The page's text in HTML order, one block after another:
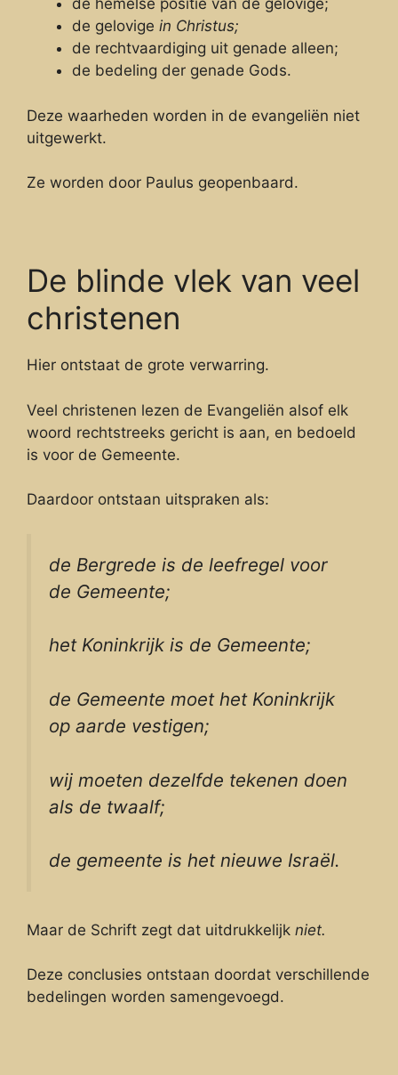
de hemelse positie van de gelovige;
de gelovige in Christus;
de rechtvaardiging uit genade alleen;
de bedeling der genade Gods.
Deze waarheden worden in de evangeliën niet
uitgewerkt.
Ze worden door Paulus geopenbaard.
De blinde vlek van veel
christenen
Hier ontstaat de grote verwarring.
Veel christenen lezen de Evangeliën alsof elk
woord rechtstreeks gericht is aan, en bedoeld
is voor de Gemeente.
Daardoor ontstaan uitspraken als:
de Bergrede is de leefregel voor
de Gemeente;
het Koninkrijk is de Gemeente;
de Gemeente moet het Koninkrijk
op aarde vestigen;
wij moeten dezelfde tekenen doen
als de twaalf;
de gemeente is het nieuwe Israël.
Maar de Schrift zegt dat uitdrukkelijk niet.
Deze conclusies ontstaan doordat verschillende
bedelingen worden samengevoegd.